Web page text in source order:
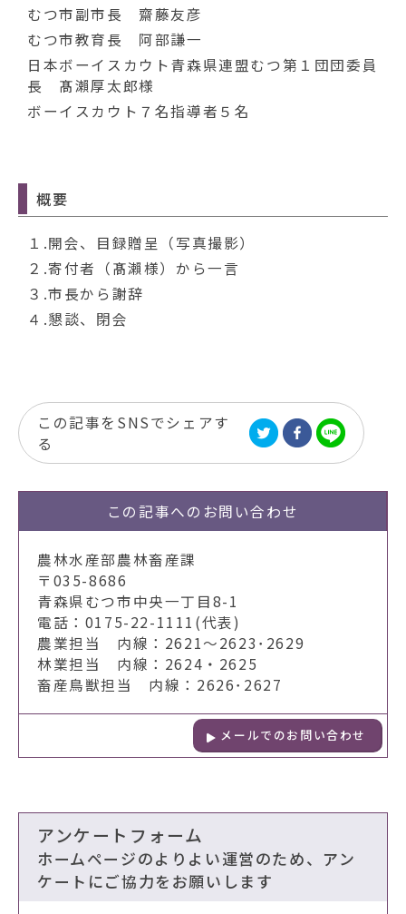
むつ市副市長 齋藤友彦
むつ市教育長 阿部謙一
日本ボーイスカウト青森県連盟むつ第１団団委員
長 髙瀨厚太郎様
ボーイスカウト７名指導者５名
概要
１.開会、目録贈呈（写真撮影）
２.寄付者（髙瀨様）から一言
３.市長から謝辞
４.懇談、閉会
この記事をSNSでシェアす
る
この記事への お問い合わせ
農林水産部農林畜産課
〒035-8686
青森県むつ市中央一丁目8-1
電話：0175-22-1111(代表)
農業担当 内線：2621～2623･2629
林業担当 内線：2624・2625
畜産鳥獣担当 内線：2626･2627
メールでのお問い合わせ
アンケートフォーム
ホームページのよりよい運営のため、アン
ケートにご協力をお願いします